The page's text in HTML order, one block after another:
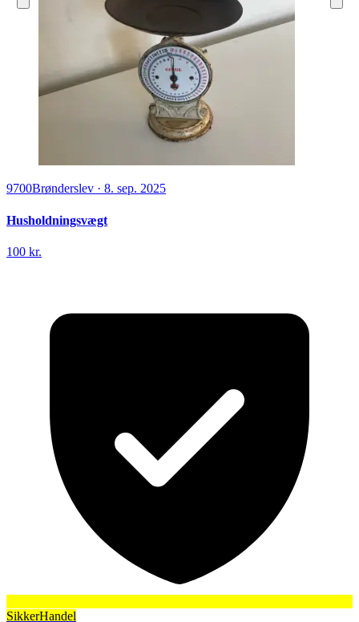
9700Brønderslev · 8. sep. 2025
Husholdningsvægt
100 kr.
SikkerHandel